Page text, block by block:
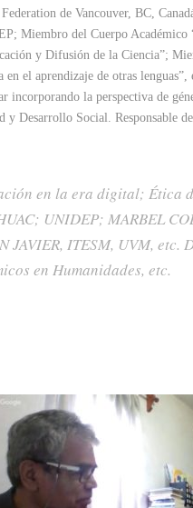
de Vancouver, BC,
Miembro del Cuerpo
y Difusión de la Ciencia”;
en el aprendizaje de otras
la perspectiva de
Desarrollo Social. Responsable
en la era digital;
UNIDEP; MARBEL
JAVIER, ITESM, UVM,
en Humanidades, etc.